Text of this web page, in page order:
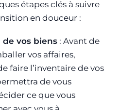
étapes clés à suivre
en douceur :
de vos biens : Avant de
vos affaires,
faire l’inventaire de vos
de vous
ce que vous